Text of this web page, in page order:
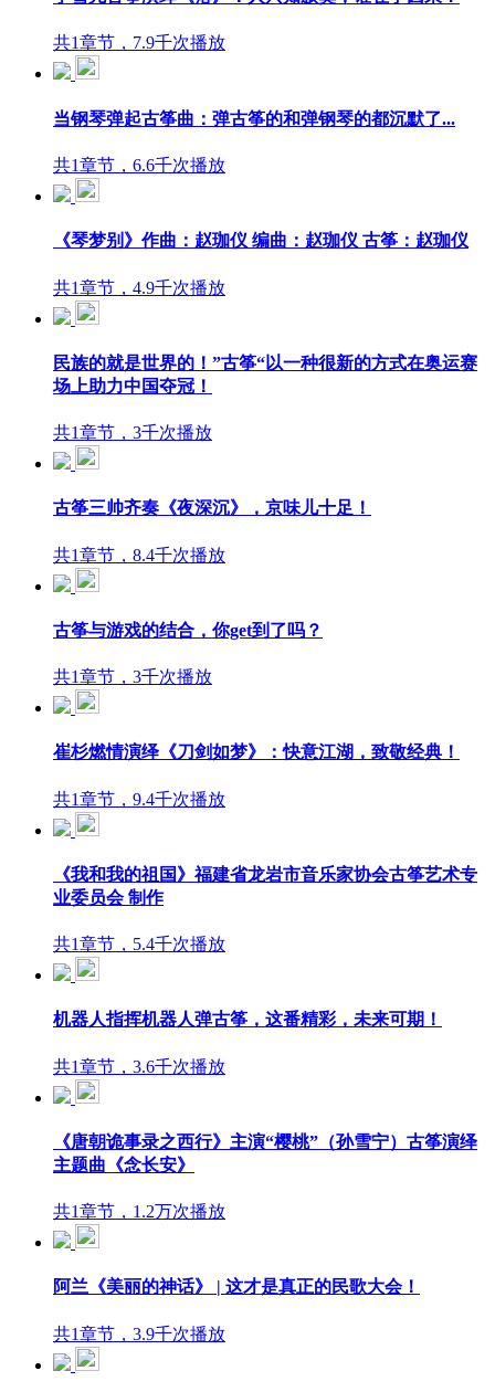
共1章节，7.9千次播放
当钢琴弹起古筝曲：弹古筝的和弹钢琴的都沉默了...
共1章节，6.6千次播放
《琴梦别》作曲：赵珈仪 编曲：赵珈仪 古筝：赵珈仪
共1章节，4.9千次播放
民族的就是世界的！”古筝“以一种很新的方式在奥运赛
场上助力中国夺冠！
共1章节，3千次播放
古筝三帅齐奏《夜深沉》，京味儿十足！
共1章节，8.4千次播放
古筝与游戏的结合，你get到了吗？
共1章节，3千次播放
崔杉燃情演绎《刀剑如梦》：快意江湖，致敬经典！
共1章节，9.4千次播放
《我和我的祖国》福建省龙岩市音乐家协会古筝艺术专
业委员会 制作
共1章节，5.4千次播放
机器人指挥机器人弹古筝，这番精彩，未来可期！
共1章节，3.6千次播放
《唐朝诡事录之西行》主演“樱桃”（孙雪宁）古筝演绎
主题曲《念长安》
共1章节，1.2万次播放
阿兰《美丽的神话》 | 这才是真正的民歌大会！
共1章节，3.9千次播放